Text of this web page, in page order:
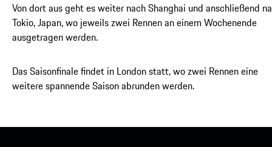
Von dort aus geht es weiter nach Shanghai und anschließend
Tokio, Japan, wo jeweils zwei Rennen an einem Wochenende
ausgetragen werden.
Das Saisonfinale findet in London statt, wo zwei Rennen eine
weitere spannende Saison abrunden werden.